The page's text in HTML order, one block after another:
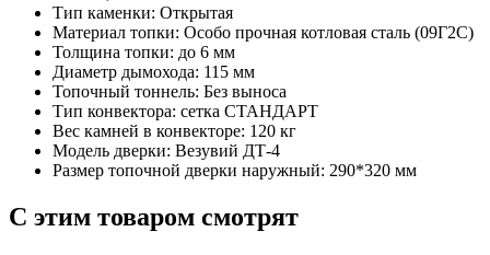
Тип каменки: Открытая
Материал топки: Особо прочная котловая сталь (09Г2С)
Толщина топки: до 6 мм
Диаметр дымохода: 115 мм
Топочный тоннель: Без выноса
Тип конвектора: сетка СТАНДАРТ
Вес камней в конвекторе: 120 кг
Модель дверки: Везувий ДТ-4
Размер топочной дверки наружный: 290*320 мм
C этим товаром смотрят